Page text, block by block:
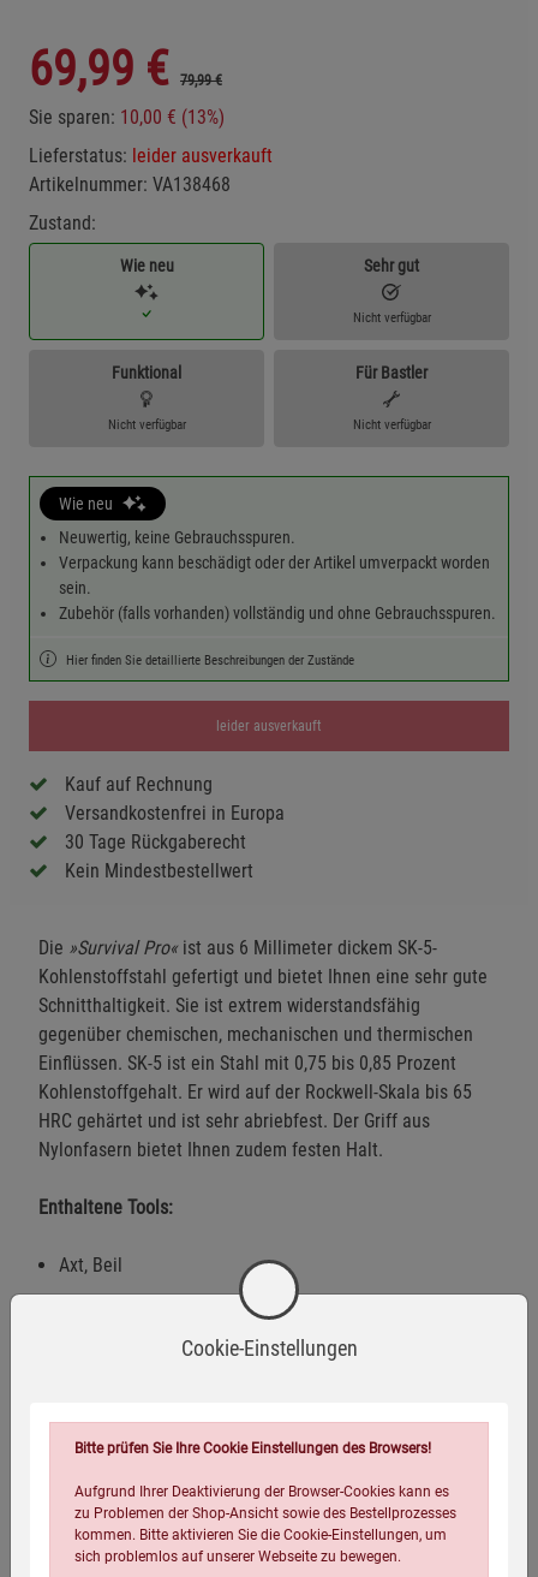
69,99 € 79,99 €
Sie sparen: 10,00 € (13%)
Lieferstatus: leider ausverkauft
Artikelnummer: VA138468
Zustand:
Wie neu Sehr gut
Nicht verfügbar
Funktional
Nicht verfügbar
Für Bastler
Nicht verfügbar
Wie neu
Neuwertig, keine Gebrauchsspuren.
Verpackung kann beschädigt oder der Artikel umverpackt worden
sein.
Zubehör (falls vorhanden) vollständig und ohne Gebrauchsspuren.
Hier finden Sie detaillierte Beschreibungen der Zustände
leider ausverkauft
Kauf auf Rechnung
Versandkostenfrei in Europa
30 Tage Rückgaberecht
Kein Mindestbestellwert
Die »Survival Pro«ist aus 6 Millimeter dickem SK-5-
Kohlenstoffstahl gefertigt und bietet Ihnen eine sehr gute
Schnitthaltigkeit. Sie ist extrem widerstandsfähig
gegenüber chemischen, mechanischen und thermischen
Einflüssen. SK-5 ist ein Stahl mit 0,75 bis 0,85 Prozent
Kohlenstoffgehalt. Er wird auf der Rockwell-Skala bis 65
HRC gehärtet und ist sehr abriebfest. Der Griff aus
Nylonfasern bietet Ihnen zudem festen Halt.
Enthaltene Tools:
Axt, Beil
Aussparungen für Sechskantschrauben
Ventilöffner
Cookie-Einstellungen
Bitte prüfen Sie Ihre Cookie Einstellungen des Browsers!
Aufgrund Ihrer Deaktivierung der Browser-Cookies kann es
zu Problemen der Shop-Ansicht sowie des Bestellprozesses
kommen. Bitte aktivieren Sie die Cookie-Einstellungen, um
sich problemlos auf unserer Webseite zu bewegen.